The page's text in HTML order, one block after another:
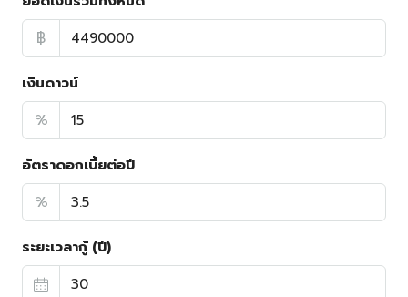
฿
เงินดาวน์
%
อัตราดอกเบี้ยต่อปี
%
ระยะเวลากู้ (ปี)